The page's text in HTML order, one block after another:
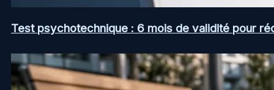
Test psychotechnique : 6 mois de validité pour